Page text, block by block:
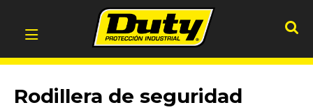
Rodillera de seguridad